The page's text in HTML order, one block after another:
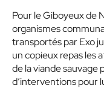
Pour le Giboyeux de
organismes
transportés par Exo
un copieux repas les
de la viande sauvage
d’interventions pour